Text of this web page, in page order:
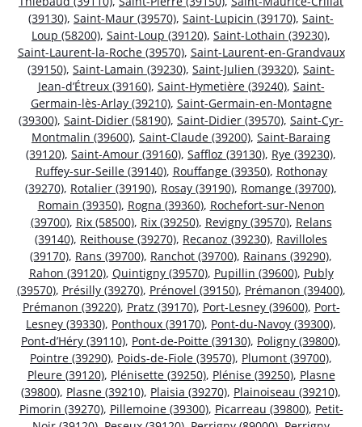
(39130), Saint-Maur (39570), Saint-Lupicin (39170), Saint-
Loup (58200), Saint-Loup (39120), Saint-Lothain (39230),
Saint-Laurent-la-Roche (39570), Saint-Laurent-en-Grandvaux
(39150), Saint-Lamain (39230), Saint-Julien (39320), Saint-
Jean-d’Étreux (39160), Saint-Hymetière (39240), Saint-
Germain-lès-Arlay (39210), Saint-Germain-en-Montagne
(39300), Saint-Didier (58190), Saint-Didier (39570), Saint-Cyr-
Montmalin (39600), Saint-Claude (39200), Saint-Baraing
(39120), Saint-Amour (39160), Saffloz (39130), Rye (39230),
Ruffey-sur-Seille (39140), Rouffange (39350), Rothonay
(39270), Rotalier (39190), Rosay (39190), Romange (39700),
Romain (39350), Rogna (39360), Rochefort-sur-Nenon
(39700), Rix (58500), Rix (39250), Revigny (39570), Relans
(39140), Reithouse (39270), Recanoz (39230), Ravilloles
(39170), Rans (39700), Ranchot (39700), Rainans (39290),
Rahon (39120), Quintigny (39570), Pupillin (39600), Publy
(39570), Présilly (39270), Prénovel (39150), Prémanon (39400),
Prémanon (39220), Pratz (39170), Port-Lesney (39600), Port-
Lesney (39330), Ponthoux (39170), Pont-du-Navoy (39300),
Pont-d’Héry (39110), Pont-de-Poitte (39130), Poligny (39800),
Pointre (39290), Poids-de-Fiole (39570), Plumont (39700),
Pleure (39120), Plénisette (39250), Plénise (39250), Plasne
(39800), Plasne (39210), Plaisia (39270), Plainoiseau (39210),
Pimorin (39270), Pillemoine (39300), Picarreau (39800), Petit-